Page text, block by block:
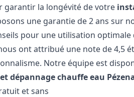
garantir la longévité de votre
une garantie de 2 ans sur
pour une utilisation optimale
ont attribué une note de 4,5
Notre équipe est
dépannage chauffe eau
et sans